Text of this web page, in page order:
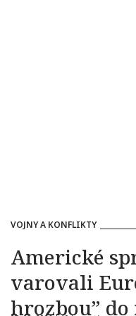
VOJNY A KONFLIKTY
Americké
varovali
hrozbou”